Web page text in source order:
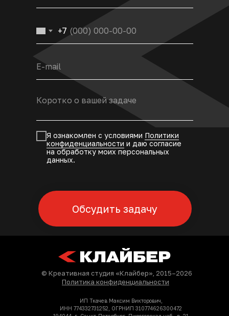
+7
Я ознакомлен с условиями Политики
конфиденциальности и даю согласие
на обработку моих персональных
данных.
Обсудить задачу
© Креативная студия «Клайбер», 2015–2026
Политика конфиденциальности
ИП Ткачев Максим Викторович,
ИНН 774332731252, ОГРНИП 310774626300472